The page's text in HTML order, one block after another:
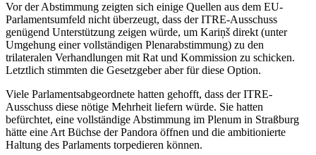
Vor der Abstimmung zeigten sich einige Quellen aus dem EU-
Parlamentsumfeld nicht überzeugt, dass der ITRE-Ausschuss
genügend Unterstützung zeigen würde, um Kariņš direkt (unter
Umgehung einer vollständigen Plenarabstimmung) zu den
trilateralen Verhandlungen mit Rat und Kommission zu schicken.
Letztlich stimmten die Gesetzgeber aber für diese Option.
Viele Parlamentsabgeordnete hatten gehofft, dass der ITRE-
Ausschuss diese nötige Mehrheit liefern würde. Sie hatten
befürchtet, eine vollständige Abstimmung im Plenum in Straßburg
hätte eine Art Büchse der Pandora öffnen und die ambitionierte
Haltung des Parlaments torpedieren können.